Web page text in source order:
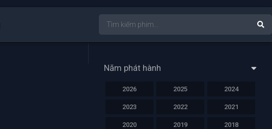
Năm phát hành
2026 2025 2024
2023 2022 2021
2020 2019 2018